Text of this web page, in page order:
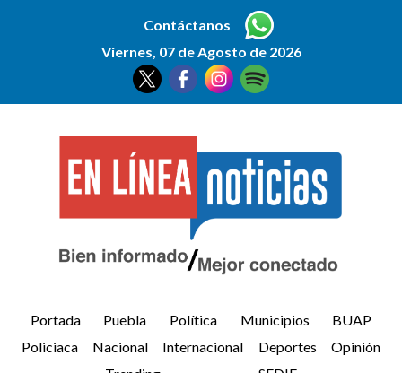
Contáctanos
Viernes, 07 de Agosto de 2026
Portada Puebla Política Municipios
BUAP
Policiaca
Nacional Internacional Deportes
Opinión